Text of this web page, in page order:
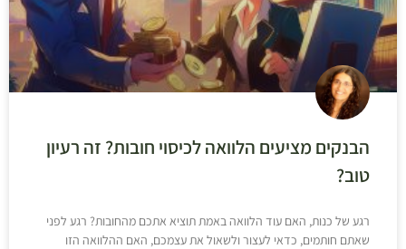
הבנקים מציעים הלוואה לכיסוי חובות? זה רעיון
טוב?
רגע של כנות, האם עוד הלוואה באמת תוציא אתכם מהחובות? רגע לפני
שאתם חותמים, כדאי לעצור ולשאול את עצמכם, האם ההלוואה הזו